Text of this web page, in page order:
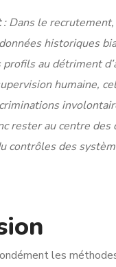
: Dans le
historiques
au détriment
humaine,
rester au centre des
contrôles des
les